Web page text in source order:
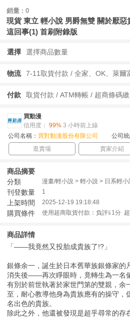
銷量 : 0
現貨 東立 輕小說 男爵無雙 關於厭
這回事(1) 首刷附錄版
選擇 選擇商品數量
物流
付款 取貨付款 / ATM轉帳 / 超商條碼
買動漫
信用度： 99% 3 小時前上線
公司名稱： 買對動漫股份有限公司 公司統
逛賣場
賣家介紹
商品摘要
分類
漫畫/輕小說 > 輕小說 > 日系輕
刊登數量 1
上架時間 2025-12-19 19:18:48
購買條件 使用超商取貨付款：負評≦1分
商品詳情
「――我竟然又投胎成貴族了!?」
銀條余一，誕生於日本舊華族銀條家的
消失後――再次睜眼時，竟轉生為一名
有別於前世執著於家世門第的雙親，余
至，耐心教導他身為貴族應有的操守，
名出色的貴族。
除此之外，他還被發現是超乎尋常的存